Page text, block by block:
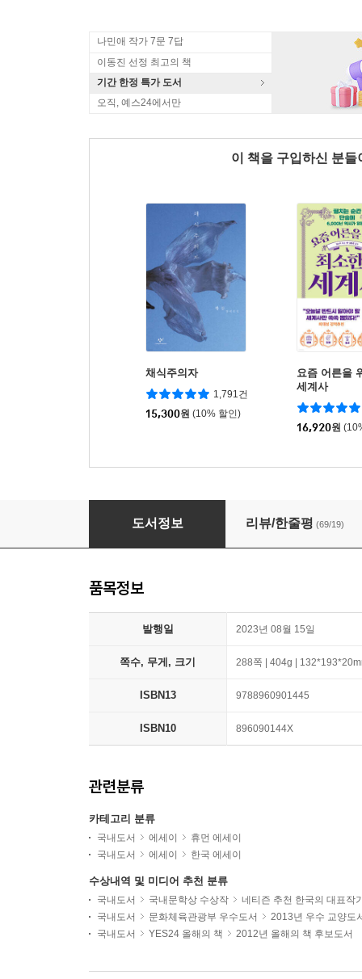
나민애 작가 7문 7답
이동진 선정 최고의 책
기간 한정 특가 도서
오직, 예스24에서만
이 책을 구입하신 분
채식주의자
1,791건
15,300원 (10% 할인)
요즘 어른을
세계사
16,920원
[예스리커버] 세상에 예쁜 것
도서정보 리뷰/한줄평 (69/19)
품목정보
발행일 2023년 08월 15일
쪽수, 무게, 크기 288쪽 | 404g |
ISBN13 9788960901445
ISBN10 896090144X
관련분류
카테고리 분류
국내도서 에세이
휴먼 에세이
국내도서
에세이 한국 에세이
수상내역 및 미디어 추천 분류
국내도서 국내문학상 수상작
네티즌 추천 한국의 대표작
국내도서
문화체육관광부 우수도서
2013년 우수 교양도
국내도서
YES24 올해의 책 2012년 올해의 책 후보도서